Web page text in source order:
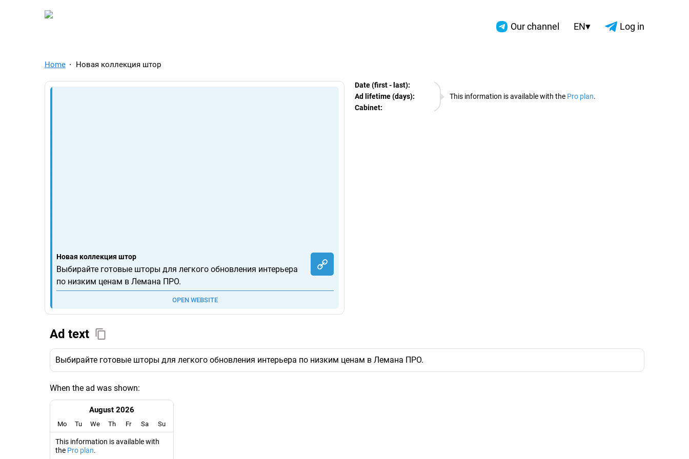
TelegramAds.com — Telegram Ads Spy Our channel EN▾ Log in
Home Новая коллекция штор
Новая коллекция штор
Выбирайте готовые шторы для легкого обновления интерьера
по низким ценам в Лемана ПРО.
OPEN WEBSITE
This information is available with the Pro plan.
Date (first - last):
07.08.2026
Ad lifetime (days):
Cabinet:
EURO
Ad text
Выбирайте готовые шторы для легкого обновления интерьера по низким ценам в Лемана ПРО.
When the ad was shown:
August 2026
Mo Tu We Th Fr Sa Su
This information is available with
the Pro plan.